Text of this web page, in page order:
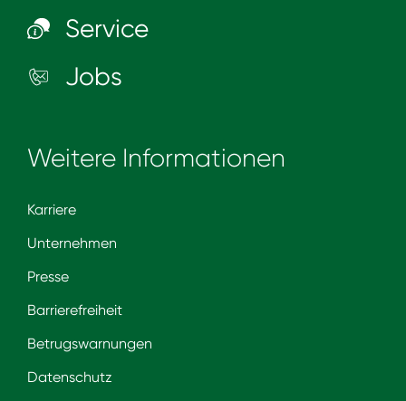
Service
Jobs
Weitere Informationen
Karriere
Unternehmen
Presse
Barrierefreiheit
Betrugswarnungen
Datenschutz